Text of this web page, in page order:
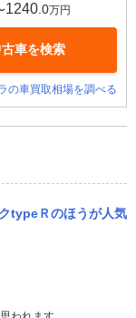
1240 .0万円
車を検索
の車買取相場を調べる
typeＲのほうが人気
・・・・・・・・